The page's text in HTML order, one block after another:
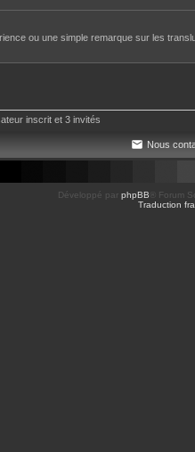
ou une simple remarque sur les
inscrit et 3 invités
Nous
Développé par phpBB ® Forum
Traduction